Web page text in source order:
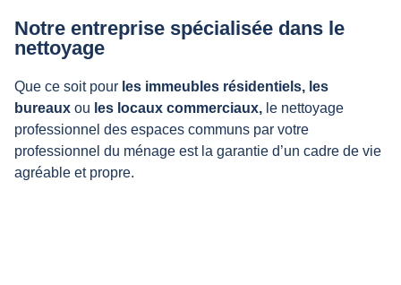
Notre entreprise spécialisée dans le
nettoyage
Que ce soit pour les immeubles résidentiels, les
bureaux ou les locaux commerciaux, le nettoyage
professionnel des espaces communs par votre
professionnel du ménage est la garantie d’un cadre de vie
agréable et propre.